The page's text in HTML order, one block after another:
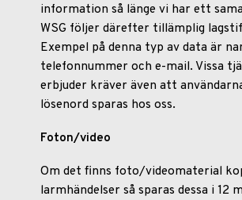
information så länge vi har ett
WSG följer därefter tillämplig
Exempel på denna typ av data är
telefonnummer och e-mail. Vissa
erbjuder kräver även att
lösenord sparas hos oss.
Foton/video
Om det finns foto/videomaterial
larmhändelser så sparas dessa i 12